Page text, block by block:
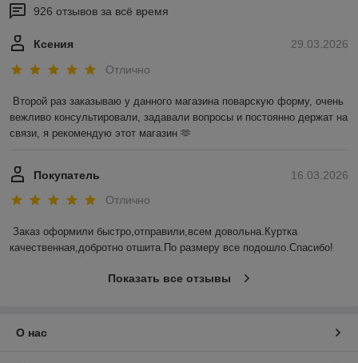
926 отзывов за всё время
29.03.2026
Ксения
Отлично
Второй раз заказываю у данного магазина поварскую форму, очень
вежливо консультировали, задавали вопросы и постоянно держат на
связи, я рекомендую этот магазин 🫶
16.03.2026
Покупатель
Отлично
Заказ оформили быстро,отправили,всем довольна.Куртка
качественная,добротно отшита.По размеру все подошло.Спасибо!
Показать все отзывы
О нас